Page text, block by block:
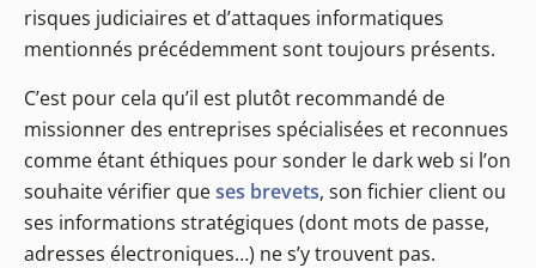
risques judiciaires et d’attaques informatiques
mentionnés précédemment sont toujours présents.
C’est pour cela qu’il est plutôt recommandé de
missionner des entreprises spécialisées et reconnues
comme étant éthiques pour sonder le dark web si l’on
souhaite vérifier queses brevets, son fichier client ou
ses informations stratégiques (dont mots de passe,
adresses électroniques…) ne s’y trouvent pas.